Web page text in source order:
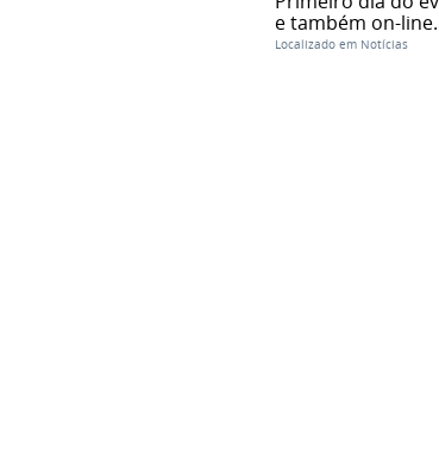
e também on-
Localizado em Notícias